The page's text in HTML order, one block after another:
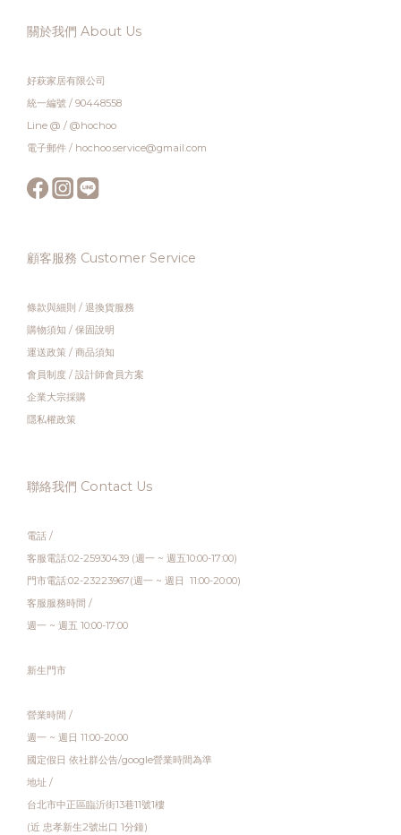
關於我們 About Us
好萩家居有限公司
統一編號 / 90448558
Line @ / @hochoo
電子郵件 / hochoo.service@gmail.com
顧客服務 Customer Service
條款與細則 / 退換貨服務
購物須知 / 保固說明
運送政策 / 商品須知
會員制度 / 設計師會員方案
企業大宗採購
隱私權政策
聯絡我們 Contact Us
電話 /
客服電話:02-25930439 (週一 ~ 週五10:00-17:00)
門市電話:02-23223967(週一 ~ 週日 11:00-20:00)
客服服務時間 /
週一 ~ 週五 10:00-17:00
新生門市
營業時間 /
週一 ~ 週日 11:00-20:00
國定假日 依社群公告/google營業時間為準
地址 /
台北市中正區臨沂街13巷11號1樓
(近 忠孝新生2號出口 1分鐘)